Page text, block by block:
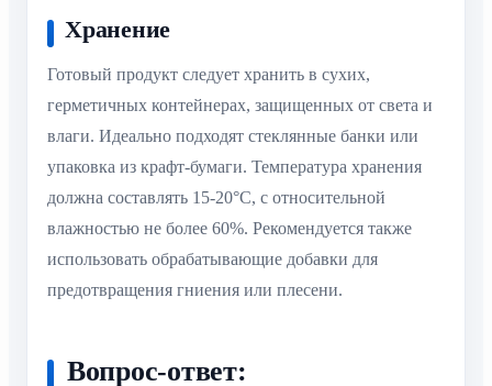
Хранение
Готовый продукт следует хранить в сухих,
герметичных контейнерах, защищенных от света и
влаги. Идеально подходят стеклянные банки или
упаковка из крафт-бумаги. Температура хранения
должна составлять 15-20°C, с относительной
влажностью не более 60%. Рекомендуется также
использовать обрабатывающие добавки для
предотвращения гниения или плесени.
Вопрос-ответ: